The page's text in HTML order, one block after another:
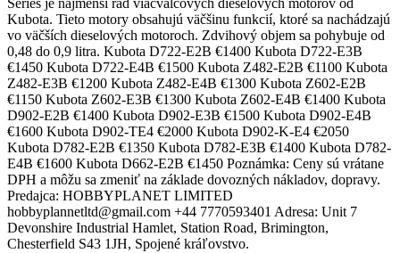
Series je najmenší rad viacvalcových dieselových motorov od
Kubota. Tieto motory obsahujú väčšinu funkcií, ktoré sa nachádzajú
vo väčších dieselových motoroch. Zdvihový objem sa pohybuje od
0,48 do 0,9 litra. Kubota D722-E2B €1400 Kubota D722-E3B
€1450 Kubota D722-E4B €1500 Kubota Z482-E2B €1100 Kubota
Z482-E3B €1200 Kubota Z482-E4B €1300 Kubota Z602-E2B
€1150 Kubota Z602-E3B €1300 Kubota Z602-E4B €1400 Kubota
D902-E2B €1400 Kubota D902-E3B €1500 Kubota D902-E4B
€1600 Kubota D902-TE4 €2000 Kubota D902-K-E4 €2050
Kubota D782-E2B €1350 Kubota D782-E3B €1400 Kubota D782-
E4B €1600 Kubota D662-E2B €1450 Poznámka: Ceny sú vrátane
DPH a môžu sa zmeniť na základe dovozných nákladov, dopravy.
Predajca: HOBBYPLANET LIMITED
hobbyplannetltd@gmail.com +44 7770593401 Adresa: Unit 7
Devonshire Industrial Hamlet, Station Road, Brimington,
Chesterfield S43 1JH, Spojené kráľovstvo.